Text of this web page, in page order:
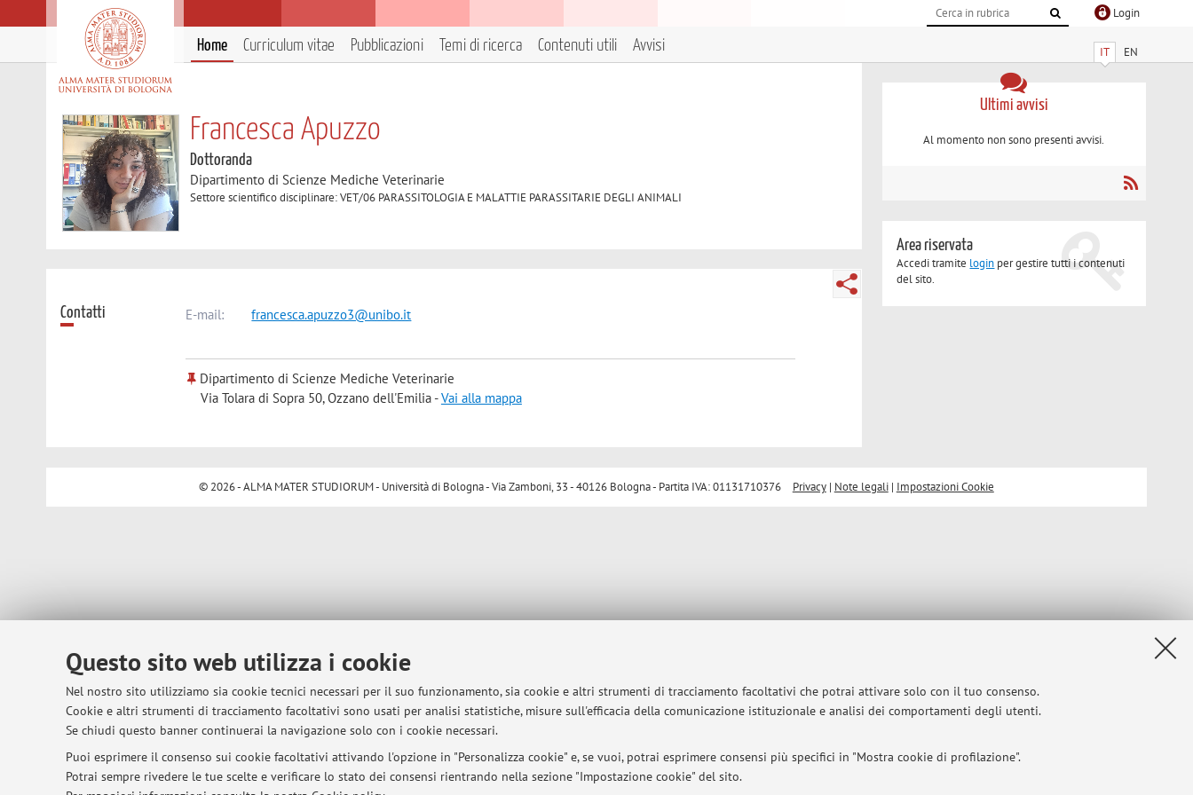
Questo sito web utilizza i cookie
Nel nostro sito utilizziamo sia cookie tecnici necessari per il suo funzionamento, sia cookie e altri strumenti di tracciamento facoltativi che potrai attivare solo con il tuo consenso.
Cookie e altri strumenti di tracciamento facoltativi sono usati per analisi statistiche, misure sull'efficacia della comunicazione istituzionale e analisi dei comportamenti degli utenti.
Se chiudi questo banner continuerai la navigazione solo con i cookie necessari.
Puoi esprimere il consenso sui cookie facoltativi attivando l'opzione in "Personalizza cookie" e, se vuoi, potrai esprimere consensi più specifici in "Mostra cookie di profilazione".
Potrai sempre rivedere le tue scelte e verificare lo stato dei consensi rientrando nella sezione "Impostazione cookie" del sito.
Login
IT EN
Home Curriculum vitae Pubblicazioni Temi di ricerca Contenuti utili Avvisi
Francesca Apuzzo
Dottoranda
Dipartimento di Scienze Mediche Veterinarie
Settore scientifico disciplinare: VET/06 PARASSITOLOGIA E MALATTIE PARASSITARIE DEGLI ANIMALI
Contatti E-mail: francesca.apuzzo3@unibo.it
Dipartimento di Scienze Mediche Veterinarie
Via Tolara di Sopra 50, Ozzano dell'Emilia -Vai alla mappa
Ultimi avvisi
Al momento non sono presenti avvisi.
Area riservata
Accedi tramite login per gestire tutti i contenuti
del sito.
© 2026 - ALMA MATER STUDIORUM - Università di Bologna - Via Zamboni, 33 - 40126 Bologna - Partita IVA: 01131710376 Privacy| Note legali| Impostazioni Cookie